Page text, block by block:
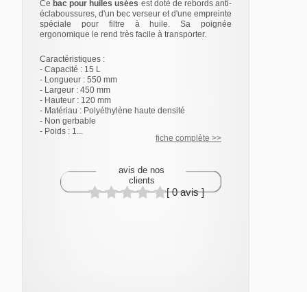
Ce bac pour huiles usées est doté de rebords anti-
éclaboussures, d'un bec verseur et d'une empreinte
spéciale pour filtre à huile. Sa poignée
ergonomique le rend très facile à transporter.
Caractéristiques :
- Capacité : 15 L
- Longueur : 550 mm
- Largeur : 450 mm
- Hauteur : 120 mm
- Matériau : Polyéthylène haute densité
- Non gerbable
- Poids : 1...
fiche complète >>
avis de nos
clients
[ 0 avis ]